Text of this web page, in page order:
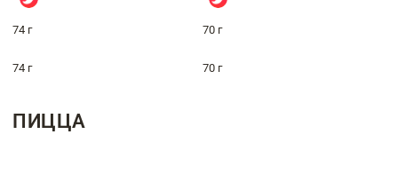
74 г 70 г
74 г 70 г
ПИЦЦА